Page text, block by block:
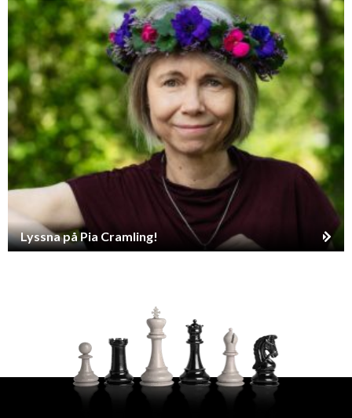
Lyssna på Pia Cramling!